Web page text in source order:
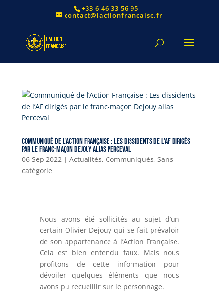
+33 6 46 33 56 95
contact@lactionfrancaise.fr
Communiqué de l’Action Française : Les dissidents de l’AF dirigés
par le franc-maçon Dejouy alias Perceval
06 Sep 2022| Actualités, Communiqués, Sans
catégorie
Nous avons été sollicités au sujet d’un
certain Olivier Dejouy qui se fait prévaloir
de son appartenance à l’Action Française.
Cela est bien entendu faux. Mais nous
profitons de cette information pour
dévoiler quelques éléments que nous
avons pu recueillir sur le personnage.